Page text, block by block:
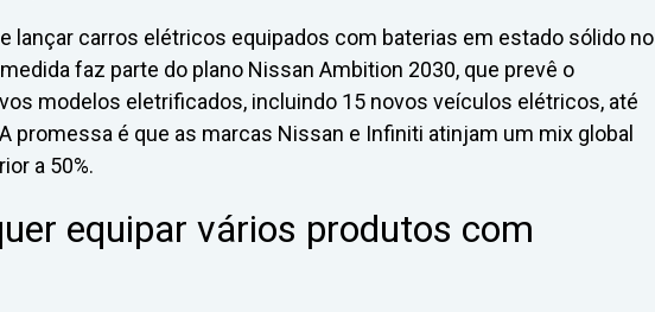
lançar carros elétricos equipados com baterias em estado sólido no
faz parte do plano Nissan Ambition 2030, que prevê o
modelos eletrificados, incluindo 15 novos veículos elétricos, até
promessa é que as marcas Nissan e Infiniti atinjam um mix global
a 50%.
equipar vários produtos com